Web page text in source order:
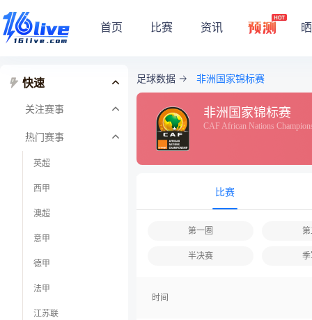
首页 比赛 资讯
快速
关注赛事
热门赛事
英超
西甲
澳超
意甲
德甲
法甲
江苏联
足球数据 非洲国家锦标赛
非洲国家锦标赛
CAF African Nations
比赛
第一圈
半决赛
时间